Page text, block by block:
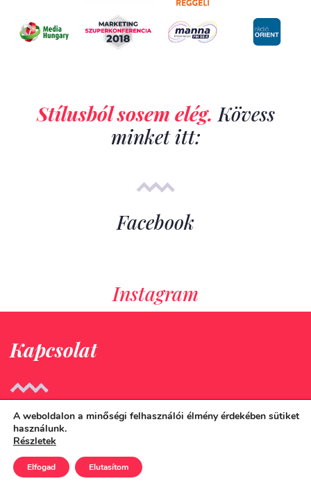
Stílusból sosem elég. Kövess
minket itt:
Facebook
Instagram
Kapcsolat
Ügyfélszolgálati e-mail:
yurkov@yurkov.hu
Ügyfélszolgálatitelefonszám:
A weboldalon a minőségi felhasználói élmény érdekében sütiket
használunk.
Részletek
Elfogad Elutasítom